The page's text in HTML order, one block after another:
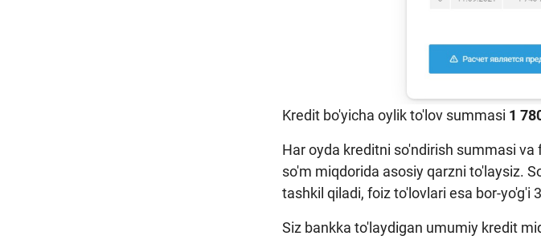
Kredit bo'yicha oylik to'lov summasi 1
Har oyda kreditni so'ndirish summasi
so'm miqdorida asosiy qarzni to'laysiz.
tashkil qiladi, foiz to'lovlari esa bor-yo'g'i
Siz bankka to'laydigan umumiy kredit